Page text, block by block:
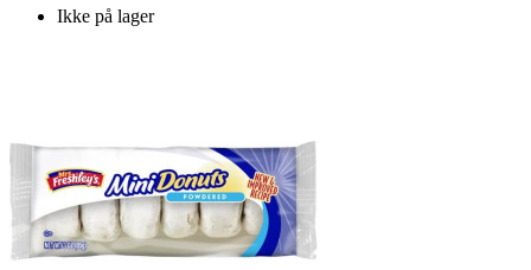
Ikke på lager